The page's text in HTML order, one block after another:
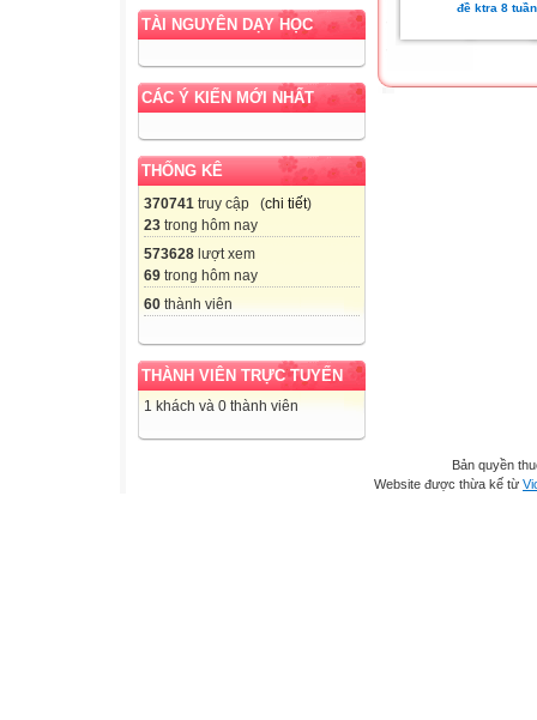
TÀI NGUYÊN DẠY HỌC
CÁC Ý KIẾN MỚI NHẤT
THỐNG KÊ
370741 truy cập (chi tiết)
23 trong hôm nay
573628 lượt xem
69 trong hôm nay
60 thành viên
THÀNH VIÊN TRỰC TUYẾN
1 khách và 0 thành viên
đề ktra 8 tuần
Bản quyền
Website được thừa kế từ